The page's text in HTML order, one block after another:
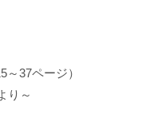
37ページ）
り～